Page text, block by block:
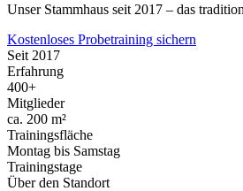
Unser Stammhaus seit 2017 – das
Kostenloses Probetraining sichern
Seit 2017
Erfahrung
400+
Mitglieder
ca. 200 m²
Trainingsfläche
Montag bis Samstag
Trainingstage
Über den Standort